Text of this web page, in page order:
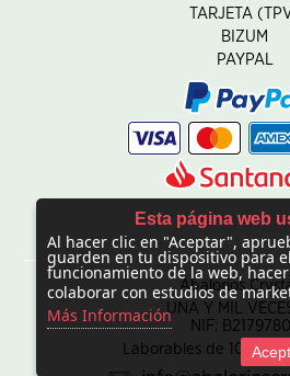
TARJETA
BIZUM
PAYPAL
Abalorios
UNA Y MIL VECES
NIF:
Laborables de 10:00 -
Esta página web
Al hacer clic en "Aceptar",
guarden en tu dispositivo para
funcionamiento de la web,
colaborar con estudios de
Más Información